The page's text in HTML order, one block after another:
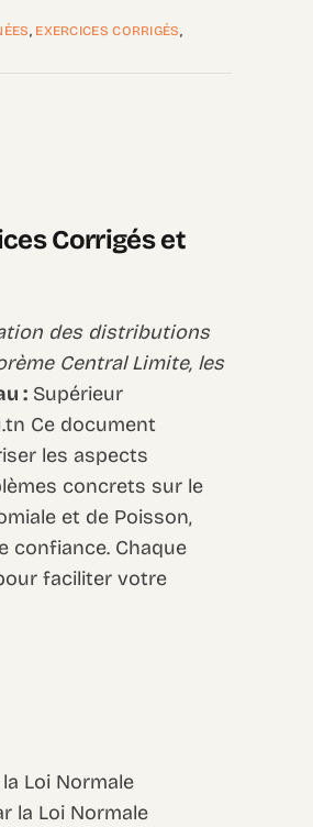
EXERCICES CORRIGÉS
Corrigés et
des distributions
Central Limite, les
: Supérieur
Ce document
les aspects
concrets sur le
et de Poisson,
confiance. Chaque
faciliter votre
Loi Normale
la Loi Normale